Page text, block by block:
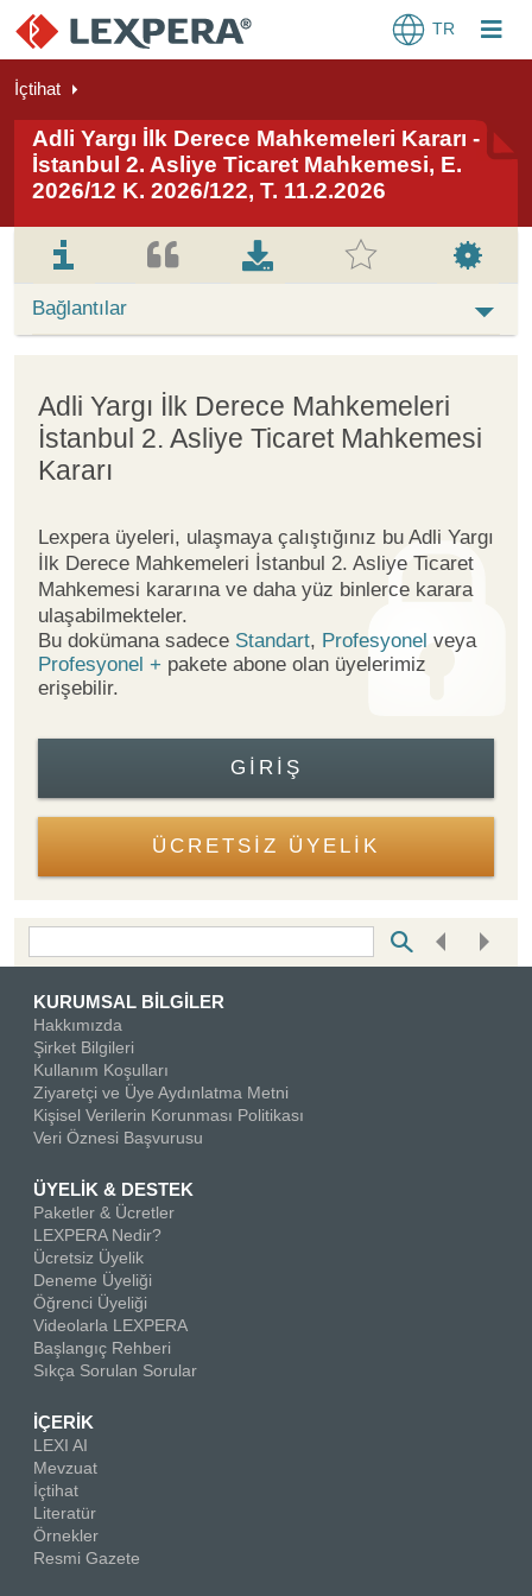
TR
İçtihat
Adli Yargı İlk Derece Mahkemeleri Kararı -
İstanbul 2. Asliye Ticaret Mahkemesi, E.
2026/12 K. 2026/122, T. 11.2.2026
Bağlantılar
Adli Yargı İlk Derece Mahkemeleri
İstanbul 2. Asliye Ticaret Mahkemesi
Kararı
Lexpera üyeleri, ulaşmaya çalıştığınız bu Adli Yargı
İlk Derece Mahkemeleri İstanbul 2. Asliye Ticaret
Mahkemesi kararına ve daha yüz binlerce karara
ulaşabilmekteler.
Bu dokümana sadece Standart, Profesyonel veya
Profesyonel + pakete abone olan üyelerimiz
erişebilir.
GIRIŞ
ÜCRETSİZ ÜYELİK
KURUMSAL BİLGİLER
Hakkımızda
Şirket Bilgileri
Kullanım Koşulları
Ziyaretçi ve Üye Aydınlatma Metni
Kişisel Verilerin Korunması Politikası
Veri Öznesi Başvurusu
ÜYELİK & DESTEK
Paketler & Ücretler
LEXPERA Nedir?
Ücretsiz Üyelik
Deneme Üyeliği
Öğrenci Üyeliği
Videolarla LEXPERA
Başlangıç Rehberi
Sıkça Sorulan Sorular
İÇERİK
LEXI AI
Mevzuat
İçtihat
Literatür
Örnekler
Resmi Gazete